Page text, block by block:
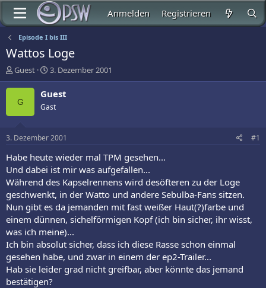
Anmelden Registrieren
Episode I bis III
Wattos Loge
E
r
s
l
e
r
Guest
E
r
s
e
t
a
m
3. Dezember 2001
G
Guest
Gast
3. Dezember 2001 #1
Habe heute wieder mal TPM gesehen...
Und dabei ist mir was aufgefallen...
Während des Kapselrennens wird desöfteren zu der Loge
geschwenkt, in der Watto und andere Sebulba-Fans sitzen.
Nun gibt es da jemanden mit fast weißer Haut(?)farbe und
einem dünnen, sichelförmigen Kopf (ich bin sicher, ihr wisst,
was ich meine)...
Ich bin absolut sicher, dass ich diese Rasse schon einmal
gesehen habe, und zwar in einem der ep2-Trailer...
Hab sie leider grad nicht greifbar, aber könnte das jemand
bestätigen?